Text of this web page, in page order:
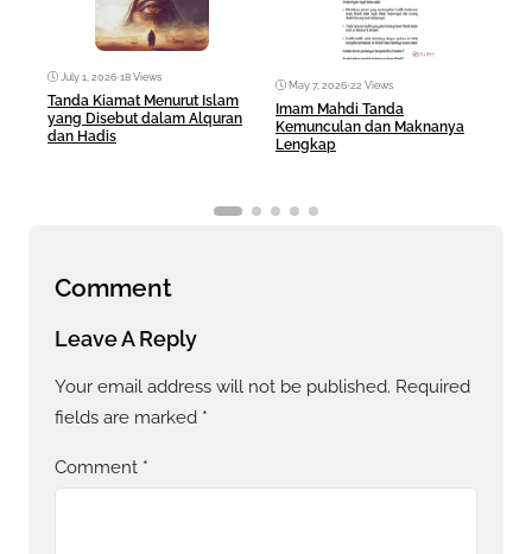
July 1, 2026•18 Views
Tanda Kiamat Menurut Islam
yang Disebut dalam Alquran
dan Hadis
May 7, 2026•22 Views
Imam Mahdi Tanda
Kemunculan dan Maknanya
Lengkap
Comment
Leave A Reply
Your email address will not be published. Required
fields are marked *
Comment *